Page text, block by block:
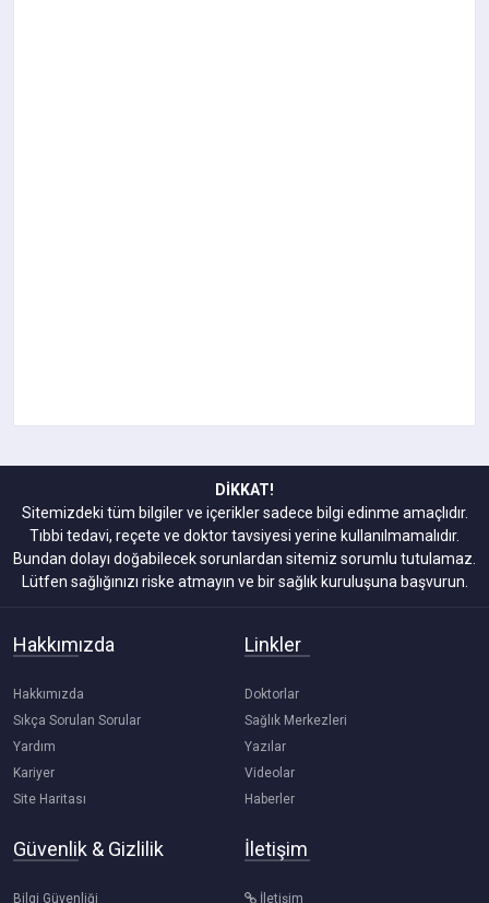
DİKKAT!
Sitemizdeki tüm bilgiler ve içerikler sadece bilgi edinme amaçlıdır.
Tıbbi tedavi, reçete ve doktor tavsiyesi yerine kullanılmamalıdır.
Bundan dolayı doğabilecek sorunlardan sitemiz sorumlu tutulamaz.
Lütfen sağlığınızı riske atmayın ve bir sağlık kuruluşuna başvurun.
Hakkımızda
Hakkımızda
Sıkça Sorulan Sorular
Yardım
Kariyer
Site Haritası
Linkler
Doktorlar
Sağlık Merkezleri
Yazılar
Videolar
Haberler
Güvenlik & Gizlilik
Bilgi Güvenliği
İletişim
İletişim